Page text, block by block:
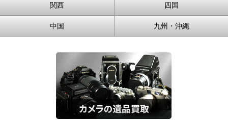
関西 四国
中国 九州・沖縄